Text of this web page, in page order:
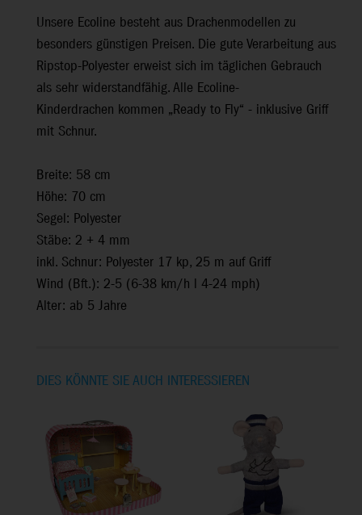
Unsere Ecoline besteht aus Drachenmodellen zu
besonders günstigen Preisen. Die gute Verarbeitung aus
Ripstop-Polyester erweist sich im täglichen Gebrauch
als sehr widerstandfähig. Alle Ecoline-
Kinderdrachen kommen „Ready to Fly“ - inklusive Griff
mit Schnur.
Breite: 58 cm
Höhe: 70 cm
Segel: Polyester
Stäbe: 2 + 4 mm
inkl. Schnur: Polyester 17 kp, 25 m auf Griff
Wind (Bft.): 2-5 (6-38 km/h l 4-24 mph)
Alter: ab 5 Jahre
DIES KÖNNTE SIE AUCH INTERESSIEREN